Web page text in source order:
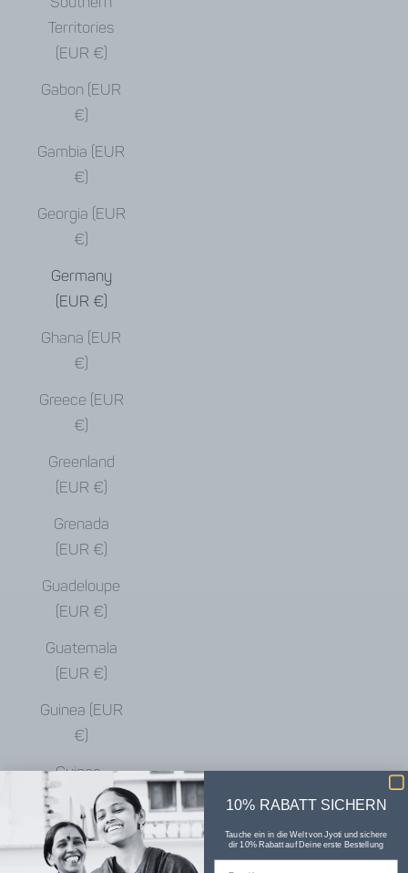
Territories
(EUR €)
Gabon (EUR
€)
Gambia (EUR
€)
Georgia (EUR
€)
Germany
(EUR €)
Ghana (EUR
€)
Greece (EUR
€)
Greenland
(EUR €)
Grenada
(EUR €)
Guadeloupe
(EUR €)
Guatemala
(EUR €)
Guinea (EUR
€)
Guinea-
Bissau (EUR
€)
Guyana (EUR
10% RABATT SICHERN
Tauche ein in die Welt von Jyoti und sichere
dir 10% Rabatt auf Deine erste Bestellung